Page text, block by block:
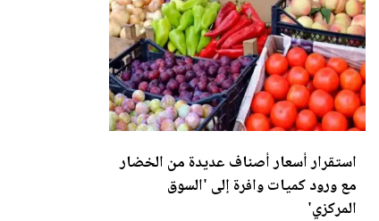
استقرار أسعار أصناف عديدة من الخضار
مع ورود كميات وافرة إلى 'السوق
المركزي'